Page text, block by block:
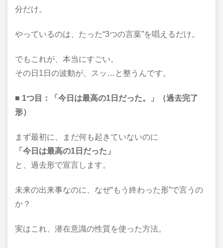
分だけ。
やっているのは、たった“3つの言葉”を唱えるだけ。
でもこれが、本当にすごい。
その日1日の波動が、スッ…と整うんです。
■ 1つ目：「今日は最高の1日だった。」（過去完了
形）
まず最初に、まだ何も起きていないのに
「今日は最高の1日だった」
と、過去形で宣言します。
未来の出来事なのに、なぜ“もう終わった形”で言うの
か？
実はこれ、潜在意識の性質を使った方法。